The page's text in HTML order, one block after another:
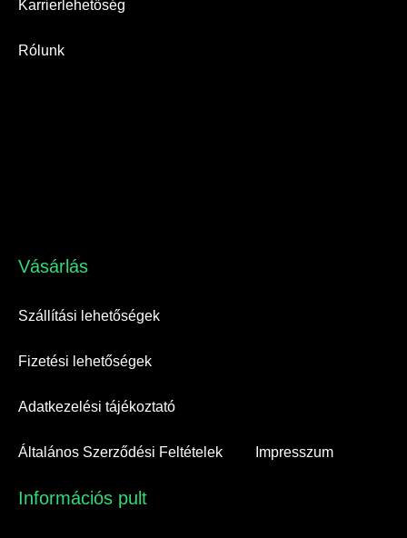
Karrierlehetőség
Rólunk
Vásárlás​
Szállítási lehetőségek
Fizetési lehetőségek
Adatkezelési tájékoztató
Általános Szerződési Feltételek Impresszum
Információs pult​